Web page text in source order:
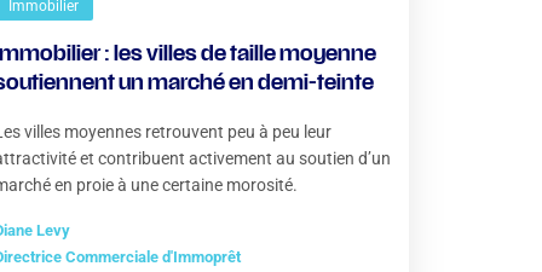
Immobilier
: les villes de taille moyenne
un marché en demi-teinte
villes moyennes retrouvent peu à peu leur
et contribuent activement au soutien d’un
en proie à une certaine morosité.
Levy
Commerciale d'Immoprêt